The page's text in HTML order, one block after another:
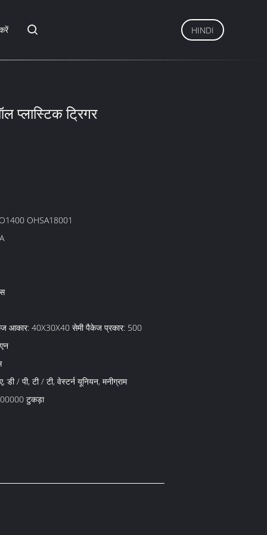
HINDI
ट्रिगर
OHSA18001
आकार: 40X30X40 सेमी पैकेज प्रकार: 500
डी / पी, टी / टी, वेस्टर्न यूनियन, मनीग्राम
टुकड़ा